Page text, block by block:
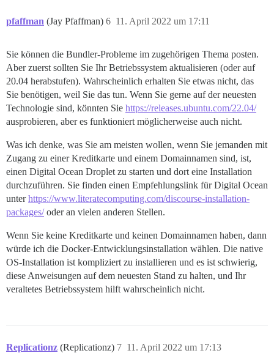
pfaffman (Jay Pfaffman) 11. April 2022 um 17:11
6
Sie können die Bundler-Probleme im zugehörigen Thema posten.
Aber zuerst sollten Sie Ihr Betriebssystem aktualisieren (oder auf
20.04 herabstufen). Wahrscheinlich erhalten Sie etwas nicht, das
Sie benötigen, weil Sie das tun. Wenn Sie gerne auf der neuesten
Technologie sind, könnten Sie https://releases.ubuntu.com/22.04/
ausprobieren, aber es funktioniert möglicherweise auch nicht.
Was ich denke, was Sie am meisten wollen, wenn Sie jemanden mit
Zugang zu einer Kreditkarte und einem Domainnamen sind, ist,
einen Digital Ocean Droplet zu starten und dort eine Installation
durchzuführen. Sie finden einen Empfehlungslink für Digital Ocean
unterhttps://www.literatecomputing.com/discourse-installation-
packages/oder an vielen anderen Stellen.
Wenn Sie keine Kreditkarte und keinen Domainnamen haben, dann
würde ich die Docker-Entwicklungsinstallation wählen. Die native
OS-Installation ist kompliziert zu installieren und es ist schwierig,
diese Anweisungen auf dem neuesten Stand zu halten, und Ihr
veraltetes Betriebssystem hilft wahrscheinlich nicht.
Replicationz (Replicationz) 11. April 2022 um 17:13
7